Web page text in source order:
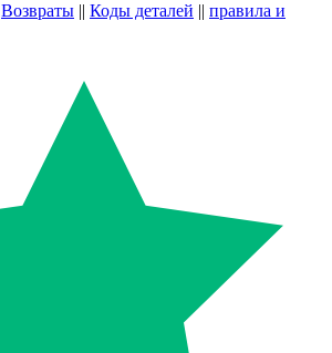
Возвраты || Коды деталей || правила и